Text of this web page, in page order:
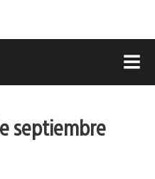
septiembre